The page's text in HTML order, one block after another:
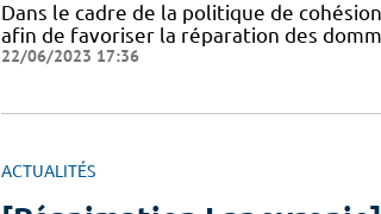
Dans le cadre de la politique de
afin de favoriser la réparation des
22/06/2023 17:36
ACTUALITÉS